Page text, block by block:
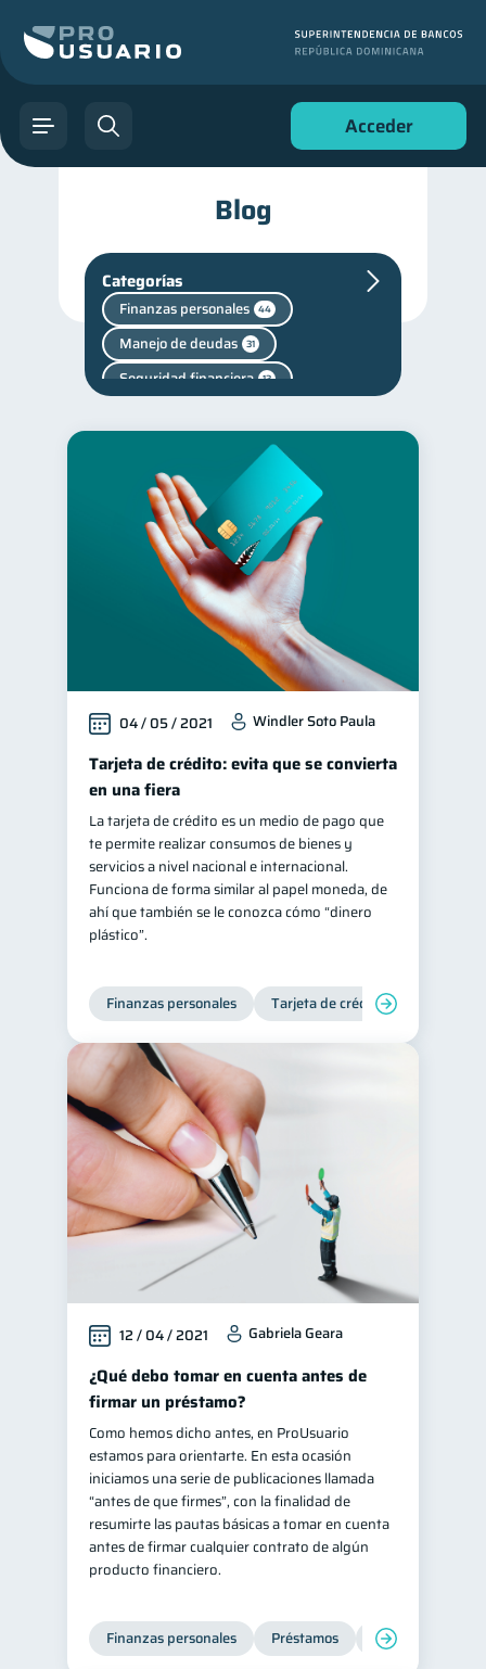
Acceder
Blog
Categorías
Finanzas personales 44
Manejo de deudas 31
Seguridad financiera 13
11
Consejos 6 Vacaciones 2
Criptomonedas 2
inversiones 1
Educación financiera 31
Finanzas para jóvenes 30
30
Finanzas familiares 25
Inclusión financiera 22
Bienestar financiero 22
Finanzas para mujeres
Organización Financiera 10
Deudas 10
Entidad financiera
Préstamos
Historial crediticio
Ciberseguridad
Servicios 4
Derechos & Deberes 4
Superintendencia de Bancos
Cuenta Abandonada
Inversiones
Cuenta Inactiva 1
Finanzas Personales
Fraudes 1 Mipymes
Salud mental 1 ahorro 1
Retiro Doble sueldo
Gasto responsable 1
información financiera
04 / 05 / 2021 Windler Soto Paula
Tarjeta de crédito: evita que se convierta
en una fiera
La tarjeta de crédito es un medio de pago que
te permite realizar consumos de bienes y
servicios a nivel nacional e internacional.
Funciona de forma similar al papel moneda, de
ahí que también se le conozca cómo “dinero
plástico”.
Finanzas personales Tarjeta de crédito
12 / 04 / 2021 Gabriela Geara
¿Qué debo tomar en cuenta antes de
firmar un préstamo?
Como hemos dicho antes, en ProUsuario
estamos para orientarte. En esta ocasión
iniciamos una serie de publicaciones llamada
“antes de que firmes”, con la finalidad de
resumirte las pautas básicas a tomar en cuenta
antes de firmar cualquier contrato de algún
producto financiero.
Finanzas personales Préstamos Entidad